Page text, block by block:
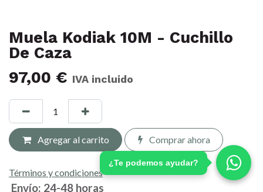
Muela Kodiak 10M - Cuchillo
De Caza
97,00 € IVA incluido
Agregar al carrito Comprar ahora
Términos y condiciones
Envío: 24-48 horas
¿Te podemos ayudar?